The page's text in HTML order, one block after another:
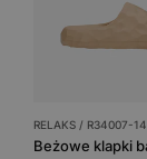
RELAKS / R34007-14